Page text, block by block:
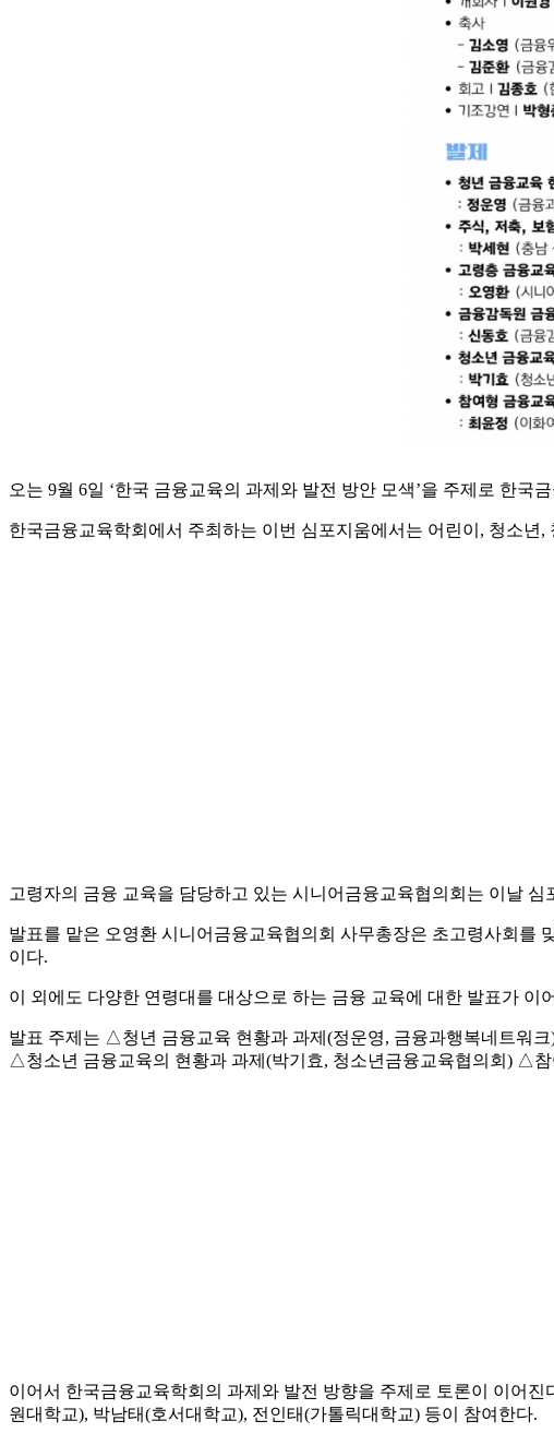
오는 9월 6일 ‘한국 금융교육의 과제와 발전 방안 모색’을 주제로 한국
한국금융교육학회에서 주최하는 이번 심포지움에서는 어린이, 청소
고령자의 금융 교육을 담당하고 있는 시니어금융교육협의회는 이날
발표를 맡은 오영환 시니어금융교육협의회 사무총장은 초고령사회를
이다.
이 외에도 다양한 연령대를 대상으로 하는 금융 교육에 대한 발표가 이
발표 주제는 △청년 금융교육 현황과 과제(정운영, 금융과행복네트워
△청소년 금융교육의 현황과 과제(박기효, 청소년금융교육협의회) △
이어서 한국금융교육학회의 과제와 발전 방향을 주제로 토론이 이어
원대학교), 박남태(호서대학교), 전인태(가톨릭대학교) 등이 참여한다.